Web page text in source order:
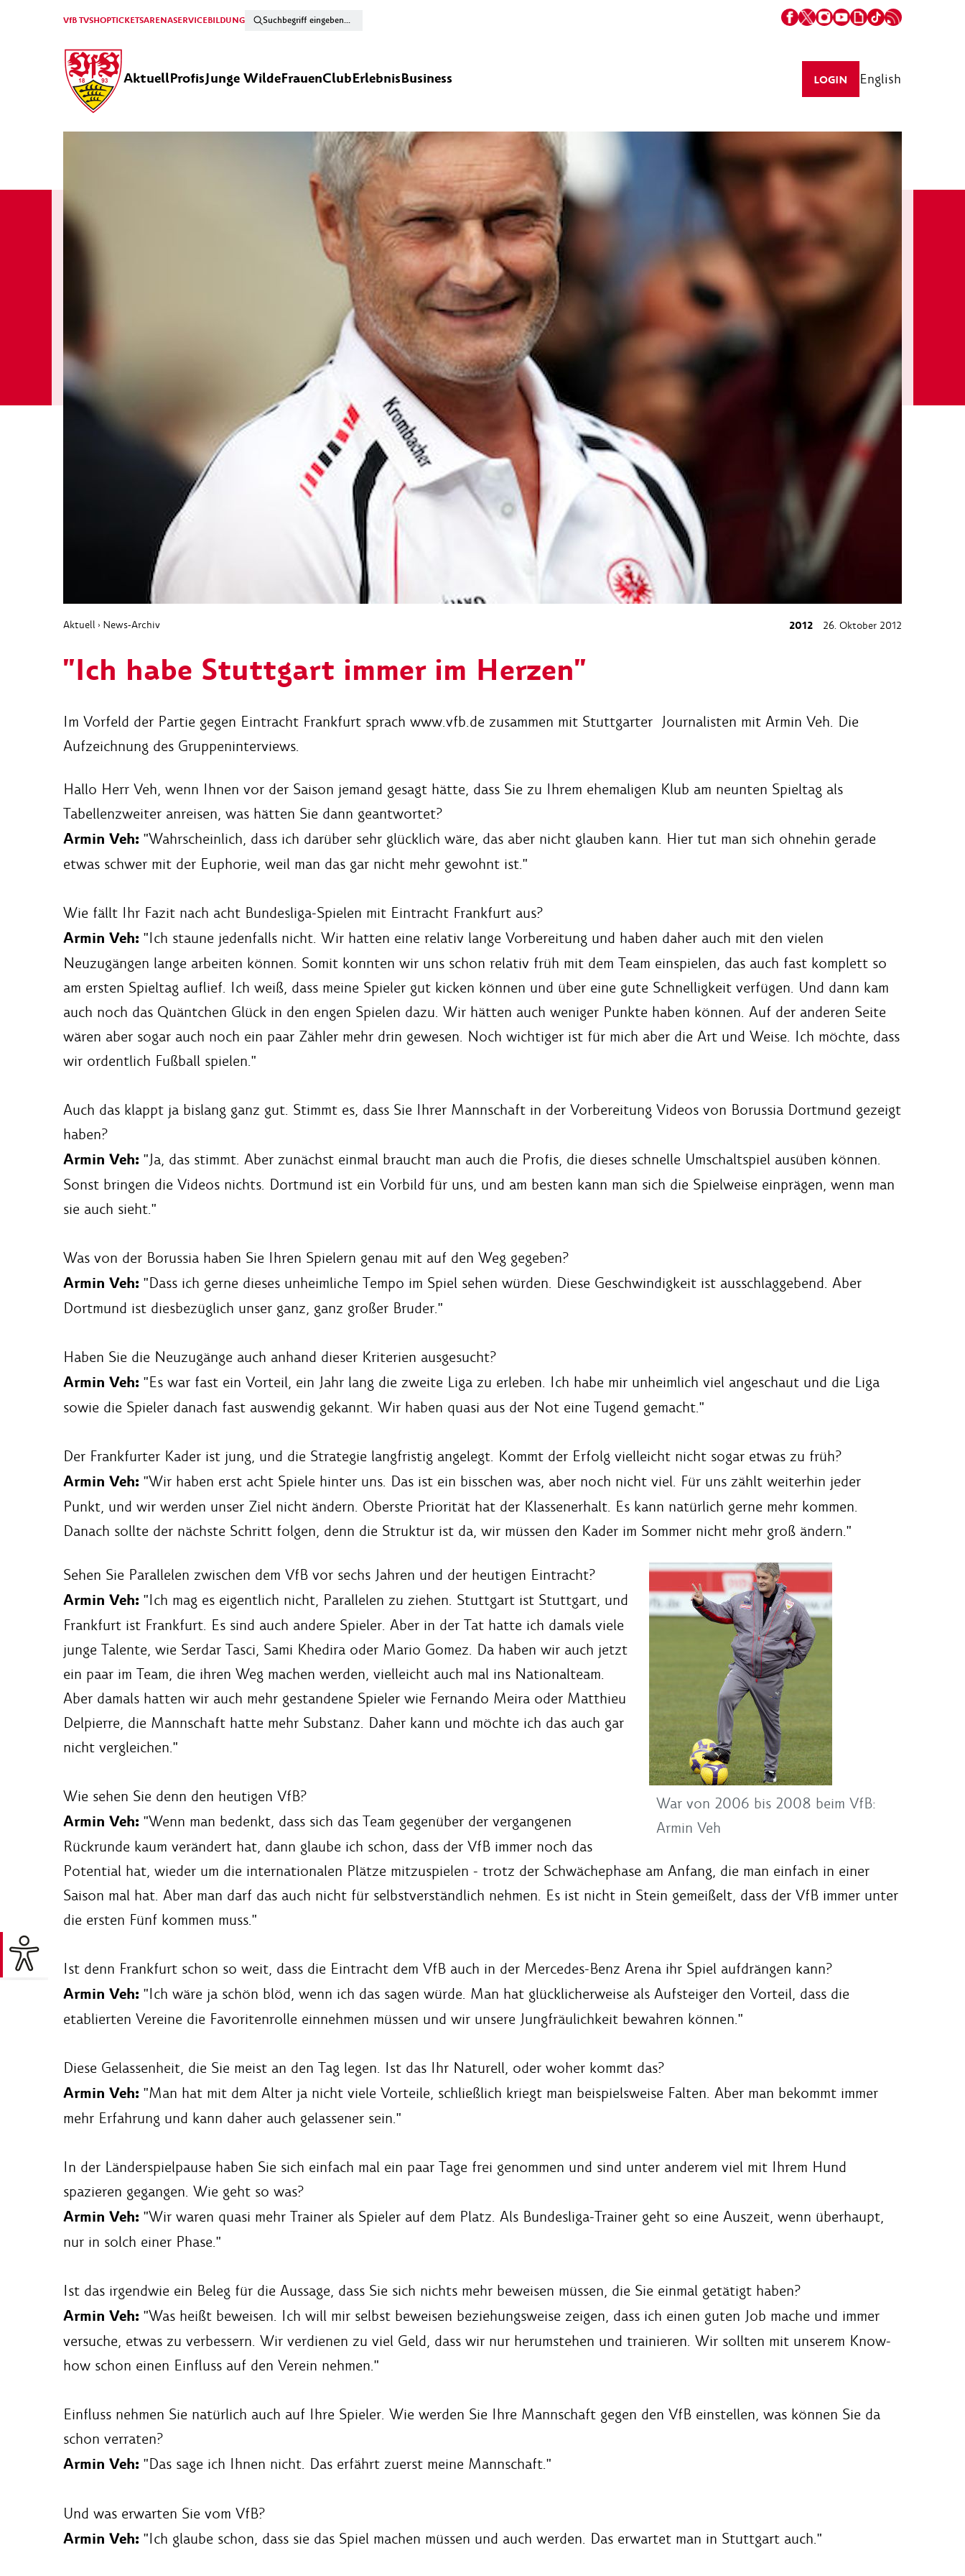
VfB TVSHOPTICKETSARENASERVICEBILDUNG
AktuellProfisJunge WildeFrauenClubErlebnisBusiness LOGIN English
Aktuell › News-Archiv 2012 26. Oktober 2012
"Ich habe Stuttgart immer im Herzen"
Im Vorfeld der Partie gegen Eintracht Frankfurt sprach www.vfb.de zusammen mit Stuttgarter Journalisten mit Armin Veh. Die
Aufzeichnung des Gruppeninterviews.
Hallo Herr Veh, wenn Ihnen vor der Saison jemand gesagt hätte, dass Sie zu Ihrem ehemaligen Klub am neunten Spieltag als
Tabellenzweiter anreisen, was hätten Sie dann geantwortet?
Armin Veh: "Wahrscheinlich, dass ich darüber sehr glücklich wäre, das aber nicht glauben kann. Hier tut man sich ohnehin gerade
etwas schwer mit der Euphorie, weil man das gar nicht mehr gewohnt ist."
Wie fällt Ihr Fazit nach acht Bundesliga-Spielen mit Eintracht Frankfurt aus?
Armin Veh: "Ich staune jedenfalls nicht. Wir hatten eine relativ lange Vorbereitung und haben daher auch mit den vielen
Neuzugängen lange arbeiten können. Somit konnten wir uns schon relativ früh mit dem Team einspielen, das auch fast komplett so
am ersten Spieltag auflief. Ich weiß, dass meine Spieler gut kicken können und über eine gute Schnelligkeit verfügen. Und dann kam
auch noch das Quäntchen Glück in den engen Spielen dazu. Wir hätten auch weniger Punkte haben können. Auf der anderen Seite
wären aber sogar auch noch ein paar Zähler mehr drin gewesen. Noch wichtiger ist für mich aber die Art und Weise. Ich möchte, dass
wir ordentlich Fußball spielen."
Auch das klappt ja bislang ganz gut. Stimmt es, dass Sie Ihrer Mannschaft in der Vorbereitung Videos von Borussia Dortmund gezeigt
haben?
Armin Veh: "Ja, das stimmt. Aber zunächst einmal braucht man auch die Profis, die dieses schnelle Umschaltspiel ausüben können.
Sonst bringen die Videos nichts. Dortmund ist ein Vorbild für uns, und am besten kann man sich die Spielweise einprägen, wenn man
sie auch sieht."
Was von der Borussia haben Sie Ihren Spielern genau mit auf den Weg gegeben?
Armin Veh: "Dass ich gerne dieses unheimliche Tempo im Spiel sehen würden. Diese Geschwindigkeit ist ausschlaggebend. Aber
Dortmund ist diesbezüglich unser ganz, ganz großer Bruder."
Haben Sie die Neuzugänge auch anhand dieser Kriterien ausgesucht?
Armin Veh: "Es war fast ein Vorteil, ein Jahr lang die zweite Liga zu erleben. Ich habe mir unheimlich viel angeschaut und die Liga
sowie die Spieler danach fast auswendig gekannt. Wir haben quasi aus der Not eine Tugend gemacht."
Der Frankfurter Kader ist jung, und die Strategie langfristig angelegt. Kommt der Erfolg vielleicht nicht sogar etwas zu früh?
Armin Veh: "Wir haben erst acht Spiele hinter uns. Das ist ein bisschen was, aber noch nicht viel. Für uns zählt weiterhin jeder
Punkt, und wir werden unser Ziel nicht ändern. Oberste Priorität hat der Klassenerhalt. Es kann natürlich gerne mehr kommen.
Danach sollte der nächste Schritt folgen, denn die Struktur ist da, wir müssen den Kader im Sommer nicht mehr groß ändern."
War von 2006 bis 2008 beim VfB:
Armin Veh
Sehen Sie Parallelen zwischen dem VfB vor sechs Jahren und der heutigen Eintracht?
Armin Veh: "Ich mag es eigentlich nicht, Parallelen zu ziehen. Stuttgart ist Stuttgart, und
Frankfurt ist Frankfurt. Es sind auch andere Spieler. Aber in der Tat hatte ich damals viele
junge Talente, wie Serdar Tasci, Sami Khedira oder Mario Gomez. Da haben wir auch jetzt
ein paar im Team, die ihren Weg machen werden, vielleicht auch mal ins Nationalteam.
Aber damals hatten wir auch mehr gestandene Spieler wie Fernando Meira oder Matthieu
Delpierre, die Mannschaft hatte mehr Substanz. Daher kann und möchte ich das auch gar
nicht vergleichen."
Wie sehen Sie denn den heutigen VfB?
Armin Veh: "Wenn man bedenkt, dass sich das Team gegenüber der vergangenen
Rückrunde kaum verändert hat, dann glaube ich schon, dass der VfB immer noch das
Potential hat, wieder um die internationalen Plätze mitzuspielen - trotz der Schwächephase am Anfang, die man einfach in einer
Saison mal hat. Aber man darf das auch nicht für selbstverständlich nehmen. Es ist nicht in Stein gemeißelt, dass der VfB immer unter
die ersten Fünf kommen muss."
Ist denn Frankfurt schon so weit, dass die Eintracht dem VfB auch in der Mercedes-Benz Arena ihr Spiel aufdrängen kann?
Armin Veh: "Ich wäre ja schön blöd, wenn ich das sagen würde. Man hat glücklicherweise als Aufsteiger den Vorteil, dass die
etablierten Vereine die Favoritenrolle einnehmen müssen und wir unsere Jungfräulichkeit bewahren können."
Diese Gelassenheit, die Sie meist an den Tag legen. Ist das Ihr Naturell, oder woher kommt das?
Armin Veh: "Man hat mit dem Alter ja nicht viele Vorteile, schließlich kriegt man beispielsweise Falten. Aber man bekommt immer
mehr Erfahrung und kann daher auch gelassener sein."
In der Länderspielpause haben Sie sich einfach mal ein paar Tage frei genommen und sind unter anderem viel mit Ihrem Hund
spazieren gegangen. Wie geht so was?
Armin Veh: "Wir waren quasi mehr Trainer als Spieler auf dem Platz. Als Bundesliga-Trainer geht so eine Auszeit, wenn überhaupt,
nur in solch einer Phase."
Ist das irgendwie ein Beleg für die Aussage, dass Sie sich nichts mehr beweisen müssen, die Sie einmal getätigt haben?
Armin Veh: "Was heißt beweisen. Ich will mir selbst beweisen beziehungsweise zeigen, dass ich einen guten Job mache und immer
versuche, etwas zu verbessern. Wir verdienen zu viel Geld, dass wir nur herumstehen und trainieren. Wir sollten mit unserem Know-
how schon einen Einfluss auf den Verein nehmen."
Einfluss nehmen Sie natürlich auch auf Ihre Spieler. Wie werden Sie Ihre Mannschaft gegen den VfB einstellen, was können Sie da
schon verraten?
Armin Veh: "Das sage ich Ihnen nicht. Das erfährt zuerst meine Mannschaft."
Und was erwarten Sie vom VfB?
Armin Veh: "Ich glaube schon, dass sie das Spiel machen müssen und auch werden. Das erwartet man in Stuttgart auch."